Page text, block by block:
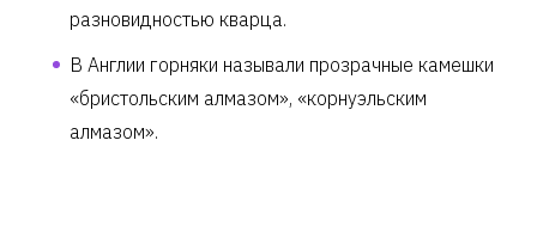
разновидностью кварца.
В Англии горняки называли прозрачные камешки
«бристольским алмазом», «корнуэльским
алмазом».